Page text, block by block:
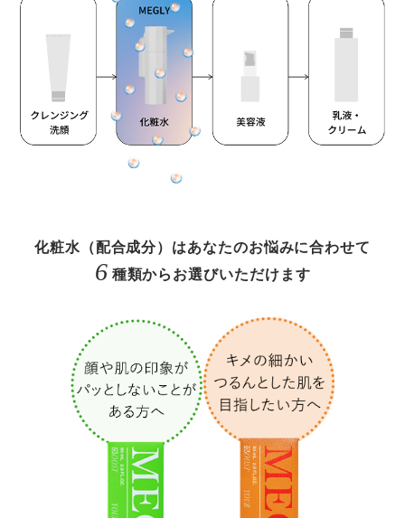
化粧水（配合成分）はあなたのお悩みに合わせて
6 種類からお選びいただけます